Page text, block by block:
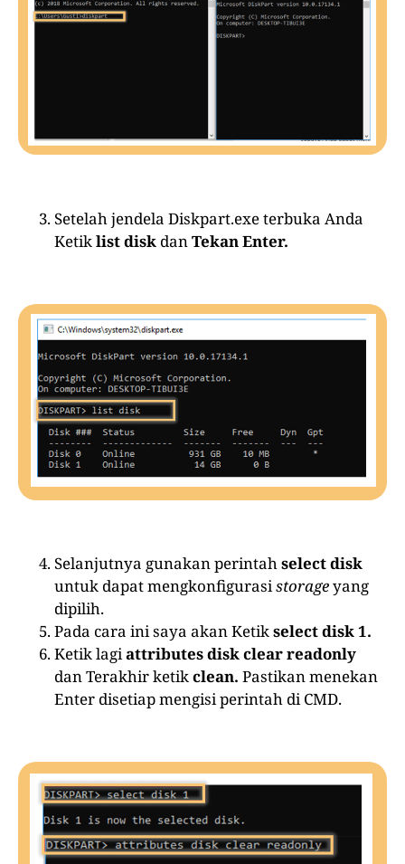
Setelah jendela Diskpart.exe terbuka Anda
Ketiklist disk danTekan Enter.
Selanjutnya gunakan perintahselect disk
untuk dapat mengkonfigurasistorageyang
dipilih.
Pada cara ini saya akan Ketikselect disk 1.
Ketik lagiattributes disk clear readonly
dan Terakhir ketikclean. Pastikan menekan
Enter disetiap mengisi perintah di CMD.